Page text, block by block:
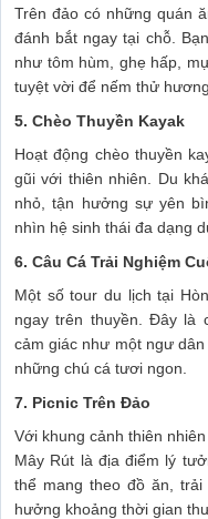
Trên đảo có những quán
đánh bắt ngay tại chỗ.
như tôm hùm, ghẹ hấp,
tuyệt vời để nếm thử
5. Chèo Thuyền Kayak
Hoạt động chèo thuyền
gũi với thiên nhiên. Du
nhỏ, tận hưởng sự yên
nhìn hệ sinh thái đa dạng
6. Câu Cá Trải Nghiệm
Một số tour du lịch tại
ngay trên thuyền. Đây là
cảm giác như một ngư
những chú cá tươi ngon.
7. Picnic Trên Đảo
Với khung cảnh thiên
Mây Rút là địa điểm lý
thể mang theo đồ ăn,
hưởng khoảng thời gian